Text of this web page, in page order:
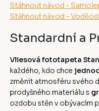
Stáhnout návod -
Stáhnout návod -
Standardní a
Vliesová fototapeta
každého, kdo chce
změnit atmosféru svého
prodyšného materiálu s
ozdobu stěn v obývacím